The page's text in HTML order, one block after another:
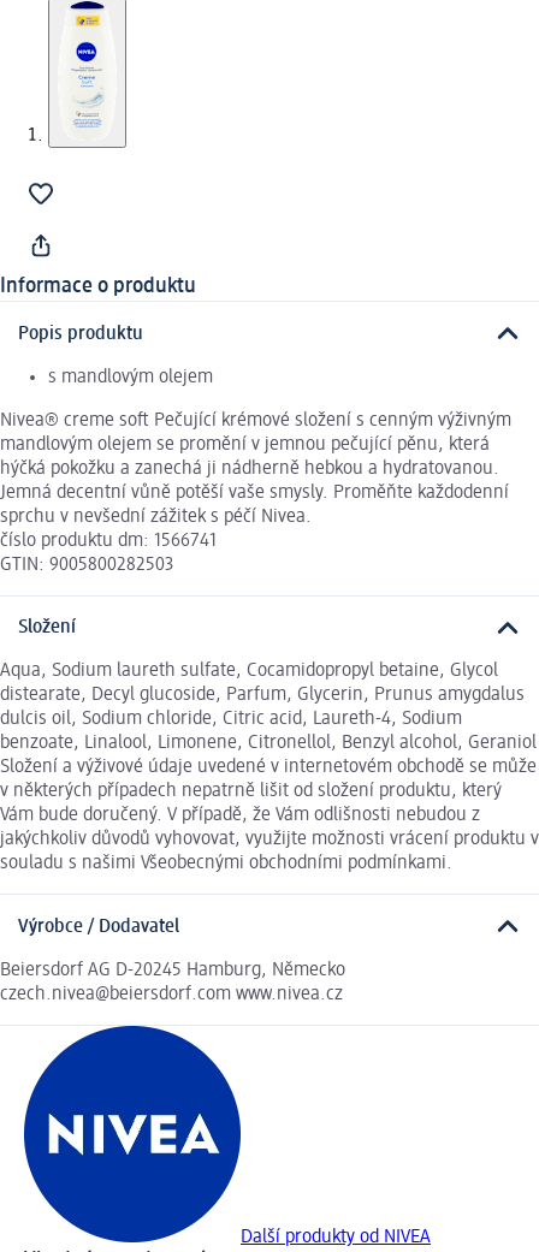
Informace o produktu
Popis produktu
s mandlovým olejem
Nivea® creme soft Pečující krémové složení s cenným výživným
mandlovým olejem se promění v jemnou pečující pěnu, která
hýčká pokožku a zanechá ji nádherně hebkou a hydratovanou.
Jemná decentní vůně potěší vaše smysly. Proměňte každodenní
sprchu v nevšední zážitek s péčí Nivea.
číslo produktu dm: 1566741
GTIN: 9005800282503
Složení
Aqua, Sodium laureth sulfate, Cocamidopropyl betaine, Glycol
distearate, Decyl glucoside, Parfum, Glycerin, Prunus amygdalus
dulcis oil, Sodium chloride, Citric acid, Laureth-4, Sodium
benzoate, Linalool, Limonene, Citronellol, Benzyl alcohol, Geraniol
Složení a výživové údaje uvedené v internetovém obchodě se může
v některých případech nepatrně lišit od složení produktu, který
Vám bude doručený. V případě, že Vám odlišnosti nebudou z
jakýchkoliv důvodů vyhovovat, využijte možnosti vrácení produktu v
souladu s našimi Všeobecnými obchodními podmínkami.
Výrobce / Dodavatel
Beiersdorf AG D-20245 Hamburg, Německo
czech.nivea@beiersdorf.com www.nivea.cz
Další produkty od NIVEA